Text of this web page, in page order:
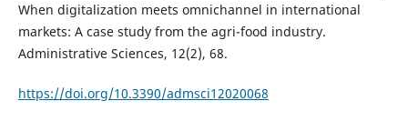
When digitalization meets omnichannel in international
markets: A case study from the agri-food industry.
Administrative Sciences, 12(2), 68.
https://doi.org/10.3390/admsci12020068